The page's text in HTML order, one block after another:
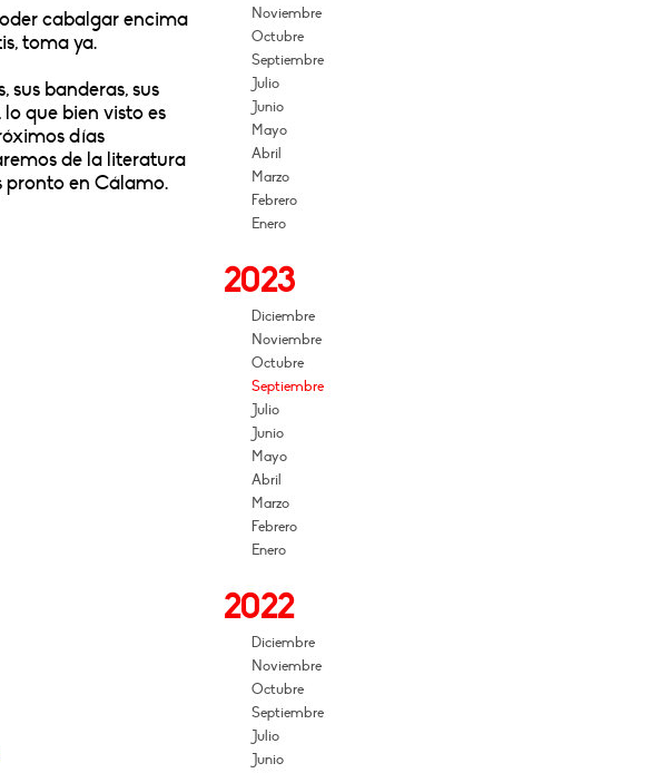
cabalgar encima
toma ya.
sus banderas, sus
que bien visto es
días
de la literatura
pronto en Cálamo.
Noviembre
Octubre
Septiembre
Julio
Junio
Mayo
Abril
Marzo
Febrero
Enero
2023
Diciembre
Noviembre
Octubre
Septiembre
Julio
Junio
Mayo
Abril
Marzo
Febrero
Enero
2022
Diciembre
Noviembre
Octubre
Septiembre
Julio
Junio